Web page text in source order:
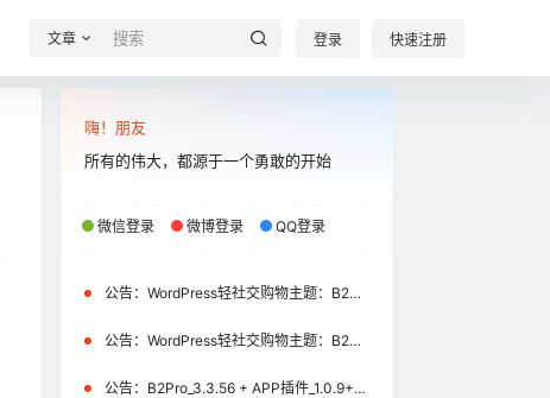
文章 登录 快速注册
嗨！朋友
所有的伟大，都源于一个勇敢的开始
微信登录 微博登录 QQ登录
公告： WordPress轻社交购物主题：B2Pro_3.8.2 + APP插件_1.2.1+uniapp源码_1.2.1（微信小程序\APP）更新通知
公告： WordPress轻社交购物主题：B2Pro_3.4.1 + APP插件_1.1.0+uniapp源码_1.1.0（微信小程序）更新通知
公告： B2Pro_3.3.56 + APP插件_1.0.9+uniapp源码_1.0.9更新公告